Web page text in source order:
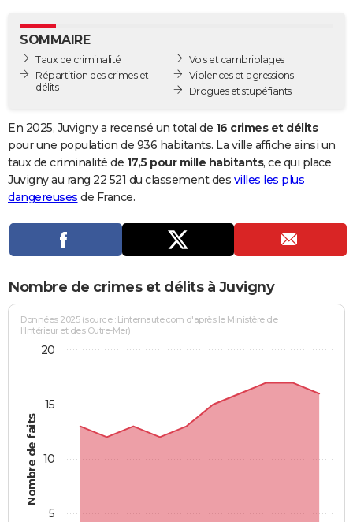
GUIDES D'ACHAT
BONS PLANS
Carte de Noël
Carte Bonne année
Carte Saint-Valentin
Carte Pâques
Carte d'anniversaire
DICTIONNAIRE
Dictionnaire
Biographies
Citations
Expressions
Proverbes
PROGRAMME TV
Se connecter
Entreprises
Service militaire
Avis de recherche
AVIS DE DÉCÈS
Bricolage
Lifestyle
Culture
Sport
Auto
Television
Voyage
Cinema
SOMMAIRE
Taux de criminalité
Répartition des crimes et
délits
Vols et cambriolages
Violences et agressions
Drogues et stupéfiants
En 2025, Juvigny a recensé un total de 16 crimes et délits
pour une population de 936 habitants. La ville affiche ainsi un
taux de criminalité de 17,5 pour mille habitants, ce qui place
Juvigny au rang 22 521 du classement des villes les plus
dangereuses de France.
Nombre de crimes et délits à Juvigny
Nombre de faits
Données 2025 (source : Linternaute.com d'après le Ministère de
l'Intérieur et des Outre-Mer)
5
10
15
20